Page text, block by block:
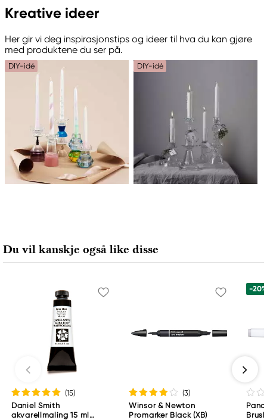
Kreative ideer
Her gir vi deg inspirasjonstips og ideer til hva du kan gjøre
med produktene du ser på.
DIY-idé DIY-idé
Du vil kanskje også like disse
(15)
Daniel Smith
akvarellmaling 15 ml
(3)
Winsor & Newton
Promarker Black (XB)
-